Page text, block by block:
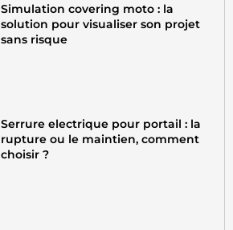
Simulation covering moto : la
solution pour visualiser son projet
sans risque
Serrure electrique pour portail : la
rupture ou le maintien, comment
choisir ?